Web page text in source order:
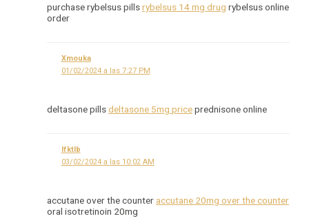
purchase rybelsus pillsrybelsus 14 mg drug rybelsus online
order
Xmouka
01/02/2024 a las 7:27 PM
deltasone pillsdeltasone 5mg priceprednisone online
Ifktlb
03/02/2024 a las 10:02 AM
accutane over the counter accutane 20mg over the counter
oral isotretinoin 20mg